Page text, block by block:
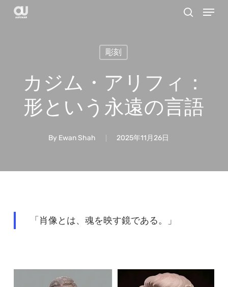
Skip
Menu
彫刻
カジム・アリフィ：
形という永遠の言語
By Ewan Shah 2025年11月26日
「肖像とは、魂を映す鏡である。」